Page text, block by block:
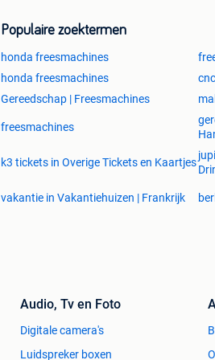
Levering
kan via de track & trace link de
doorgaans binnen 1 tot 2
en de daaropvolgende dag verstuurd
Bepaal zelf wanneer je pakket wordt
de dag voor je bezorging een sms
nauwkeurig. Zo hoef je nooit meer
Betaling
Internationale Overboeking
Online overschrijving
Populaire zoektermen
honda freesmachines
honda freesmachines
Gereedschap | Freesmachines
freesmachines
k3 tickets in Overige Tickets en Kaartjes
vakantie in Vakantiehuizen | Frankrijk
Audio, Tv en Foto
Digitale camera's
Luidspreker boxen